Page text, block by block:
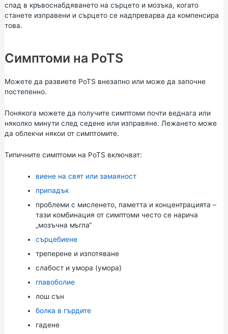
спад в кръвоснабдяването на сърцето и мозъка, когато
станете изправени и сърцето се надпреварва да компенсира
това.
Симптоми на PoTS
Можете да развиете PoTS внезапно или може да започне
постепенно.
Понякога можете да получите симптоми почти веднага или
няколко минути след седене или изправяне. Лежането може
да облекчи някои от симптомите.
Типичните симптоми на PoTS включват:
виене на свят или замаяност
припадък
проблеми с мисленето, паметта и концентрацията –
тази комбинация от симптоми често се нарича
„мозъчна мъгла“
сърцебиене
треперене и изпотяване
слабост и умора (умора)
главоболие
лош сън
болка в гърдите
гадене